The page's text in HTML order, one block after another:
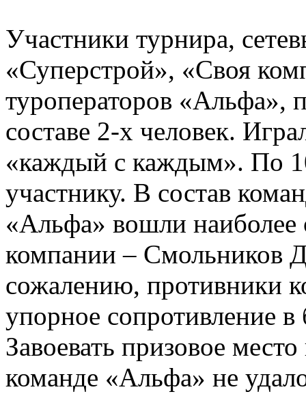
Участники турнира,
«Суперстрой», «Своя
туроператоров «Альфа»,
составе 2-х человек.
«каждый с каждым». По
участнику. В состав
«Альфа» вошли
компании – Смольников
сожалению, противники
упорное сопротивление
Завоевать призовое
команде «Альфа» не